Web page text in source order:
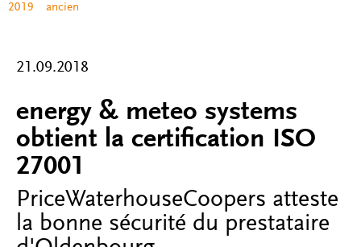
2019
ancien
21.09.2018
energy & meteo systems
obtient la certification ISO
27001
PriceWaterhouseCoopers atteste
la bonne sécurité du prestataire